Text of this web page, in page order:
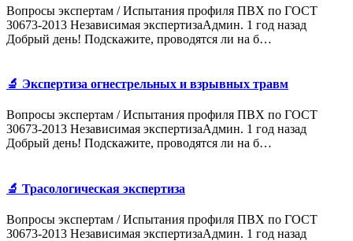
Вопросы экспертам / Испытания профиля ПВХ по ГОСТ
30673-2013 Независимая экспертизаАдмин. 1 год назад
Добрый день! Подскажите, проводятся ли на б…
🔬 Экспертиза огнестрельных и взрывных травм
Вопросы экспертам / Испытания профиля ПВХ по ГОСТ
30673-2013 Независимая экспертизаАдмин. 1 год назад
Добрый день! Подскажите, проводятся ли на б…
🔬 Трасологическая экспертиза
Вопросы экспертам / Испытания профиля ПВХ по ГОСТ
30673-2013 Независимая экспертизаАдмин. 1 год назад